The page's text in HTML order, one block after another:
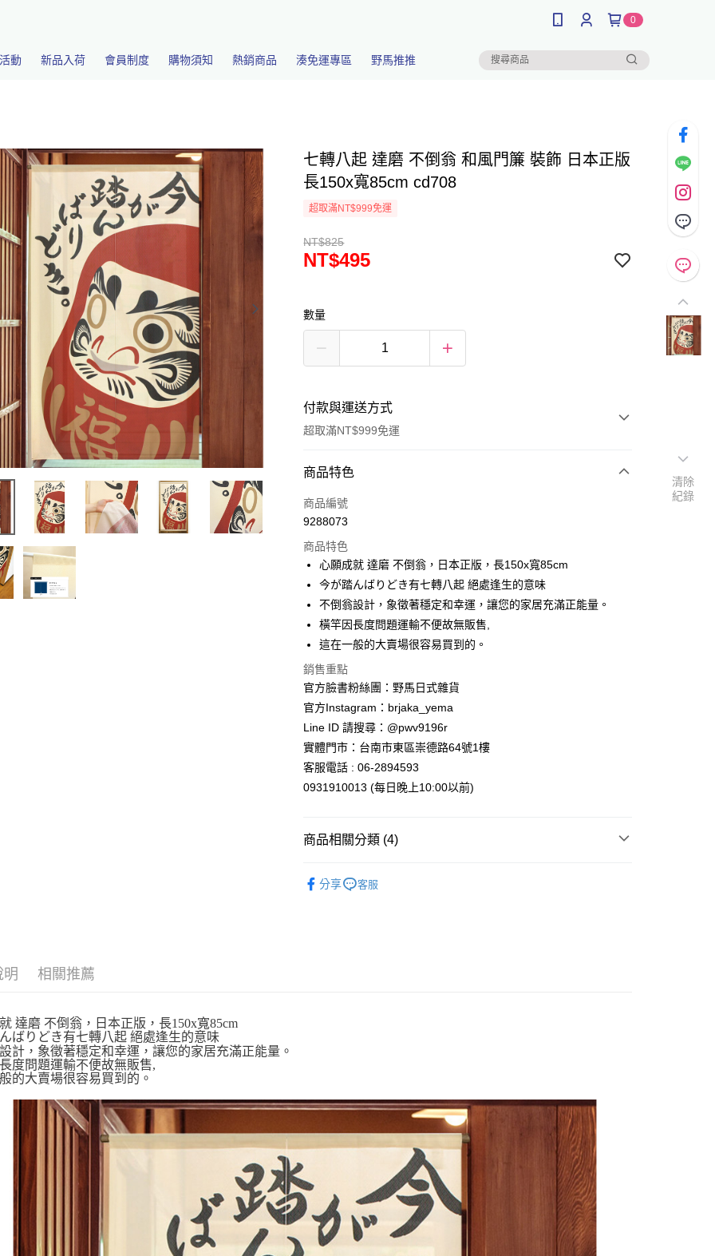
0
動 新品入荷 會員制度 購物須知 熱銷商品 湊免運專區 野馬推推
七轉八起 達磨 不倒翁 和風門簾 裝飾 日本正版
長150x寬85cm cd708
超取滿NT$999免運
NT$825
NT$495
數量
付款與運送方式
超取滿NT$999免運
付款方式
信用卡一次付款
3 期 0 利率 每期 NT$165
合作金庫商業銀行
第一商業銀行
華南商業銀行
彰化商業銀行
國泰世華商業銀行
兆豐國際商業銀行
臺灣中小企業銀行
台中商業銀行
匯豐（台灣）商業銀行
聯邦商業銀行
玉山商業銀行
台新國際商業銀行
台灣樂天信用卡公司
超商取貨付款
Apple Pay
街口支付
悠遊付
Google Pay
ATM付款
全家取貨付款
商品特色
商品編號
9288073
商品特色
心願成就 達磨 不倒翁，日本正版，長150x寬85cm
今が踏んばりどき有七轉八起 絕處逢生的意味
不倒翁設計，象徵著穩定和幸運，讓您的家居充滿正能量。
橫竿因長度問題運輸不便故無販售,
這在一般的大賣場很容易買到的。
銷售重點
官方臉書粉絲團：野馬日式雜貨
官方Instagram：brjaka_yema
Line ID 請搜尋：@pwv9196r
實體門市：台南市東區崇德路64號1樓
客服電話 : 06-2894593
0931910013 (每日晚上10:00以前)
商品相關分類 (4)
分享 客服
明 相關推薦
達磨 不倒翁，日本正版，長150x寬85cm
ばりどき有七轉八起 絕處逢生的意味
計，象徵著穩定和幸運，讓您的家居充滿正能量。
度問題運輸不便故無販售,
的大賣場很容易買到的。
清除
紀錄